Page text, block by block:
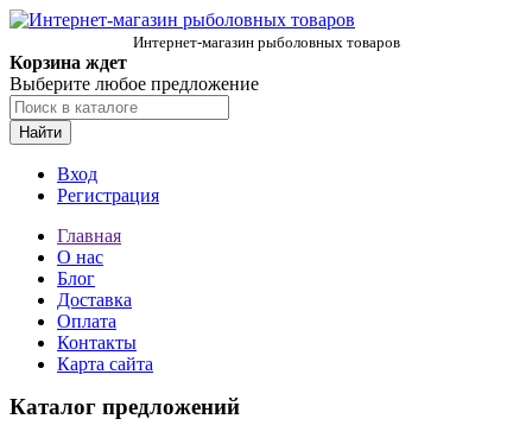
Интернет-магазин рыболовных товаров
Корзина ждет
Выберите любое предложение
Найти
Вход
Регистрация
Главная
О нас
Блог
Доставка
Оплата
Контакты
Карта сайта
Каталог предложений